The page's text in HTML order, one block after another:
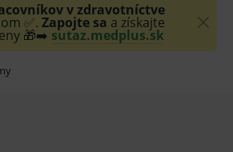
v zdravotníctve
✅. Zapojte sa a získajte
🎁➡️ sutaz.medplus.sk